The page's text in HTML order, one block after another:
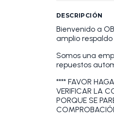
DESCRIPCIÓN
Bienvenido a
amplio respaldo
Somos una
repuestos
**** FAVOR
VERIFICAR LA
PORQUE SE